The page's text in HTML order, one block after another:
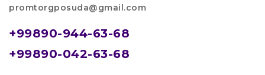
promtorgposuda@gmail.com
+99890-944-63-68
+99890-042-63-68